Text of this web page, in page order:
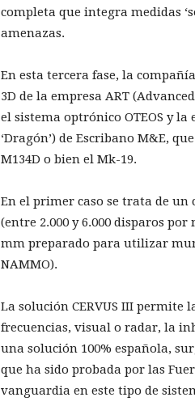
completa que integra medidas
amenazas.
En esta tercera fase, la
3D de la empresa ART
el sistema optrónico OTEOS y
‘Dragón’) de Escribano M&E,
M134D o bien el Mk-19.
En el primer caso se trata de
(entre 2.000 y 6.000 disparos
mm preparado para utilizar
NAMMO).
La solución CERVUS III permite
frecuencias, visual o radar, la
una solución 100% española,
que ha sido probada por las
vanguardia en este tipo de